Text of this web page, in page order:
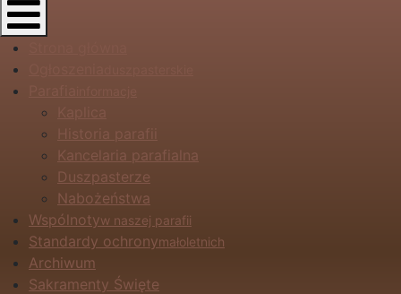
Historia parafii
Kancelaria parafialna
Duszpasterze
Nabożeństwa
Wspólnotyw naszej parafii
Standardy ochronymałoletnich
Archiwum
Sakramenty Święte